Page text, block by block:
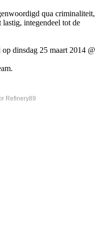
qua criminaliteit,
lastig, integendeel tot de
dinsdag 25 maart 2014 @
Refinery89